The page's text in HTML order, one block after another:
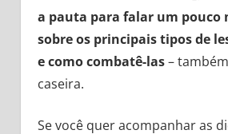
a pauta para falar um pouco
sobre os principais tipos de
e como combatê-las–
caseira.
Se você quer acompanhar as